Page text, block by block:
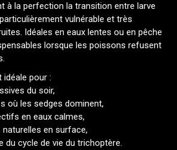
à la perfection la transition entre larve
vulnérable et très
Idéales en eaux lentes ou en pêche
lorsque les poissons refusent
pour :
du soir,
où les sedges dominent,
en eaux calmes,
en surface,
du cycle de vie du trichoptère.